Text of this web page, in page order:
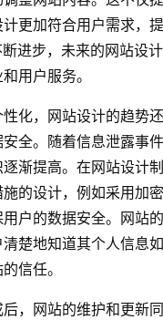
更加符合用户需求，
进步，未来的网站设
用户服务。
化，网站设计的趋势
全。随着信息泄露事
渐提高。在网站设计
的设计，例如采用加
户的数据安全。网站
楚地知道其个人信息
信任。
，网站的维护和更新